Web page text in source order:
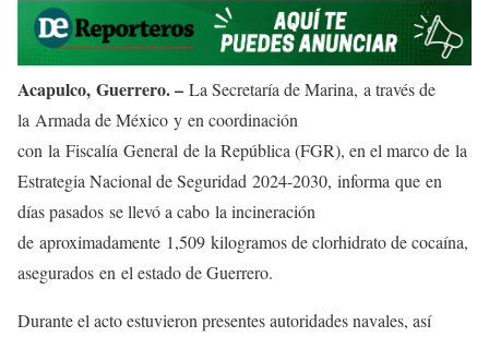
Acapulco, Guerrero. – La Secretaría de Marina, a través de
la Armada de México y en coordinación
con la Fiscalía General de la República (FGR), en el marco de la
Estrategia Nacional de Seguridad 2024-2030, informa que en
días pasados se llevó a cabo la incineración
de aproximadamente 1,509 kilogramos de clorhidrato de cocaína,
asegurados en el estado de Guerrero.
Durante el acto estuvieron presentes autoridades navales, así